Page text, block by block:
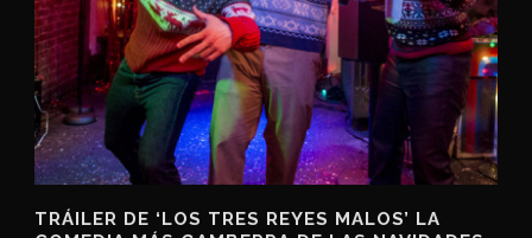
TRÁILER DE ‘LOS TRES REYES MALOS’ LA